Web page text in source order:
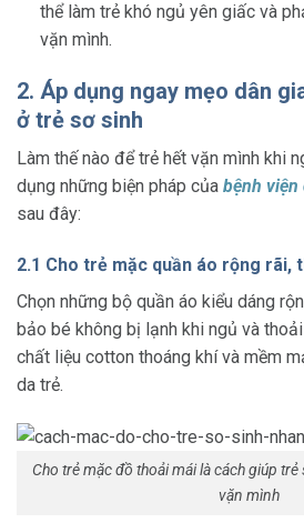
thể làm trẻ khó ngủ yên giấc và
vặn mình.
2. Áp dụng ngay mẹo dân
ở trẻ sơ sinh
Làm thế nào để trẻ hết vặn mình khi
dụng những biện pháp của bệnh viện
sau đây:
2.1 Cho trẻ mặc quần áo rộng rãi,
Chọn những bộ quần áo kiểu dáng
bảo bé không bị lạnh khi ngủ và
chất liệu cotton thoáng khí và mềm
da trẻ.
Cho trẻ mặc đồ thoải mái là cách giúp
vặn mình